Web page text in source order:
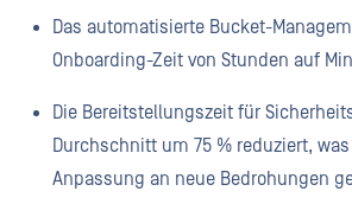
Das automatisierte Bucket-
Onboarding-Zeit von Stunden auf
Die Bereitstellungszeit für
Durchschnitt um 75 % reduziert,
Anpassung an neue Bedrohungen